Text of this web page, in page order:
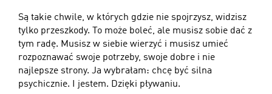
Są takie chwile, w których gdzie nie spojrzysz, widzisz
tylko przeszkody. To może boleć, ale musisz sobie dać z
tym radę. Musisz w siebie wierzyć i musisz umieć
rozpoznawać swoje potrzeby, swoje dobre i nie
najlepsze strony. Ja wybrałam: chcę być silna
psychicznie. I jestem. Dzięki pływaniu.